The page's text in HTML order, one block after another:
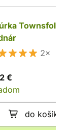
Townsfolk:
2×
€
do košíka